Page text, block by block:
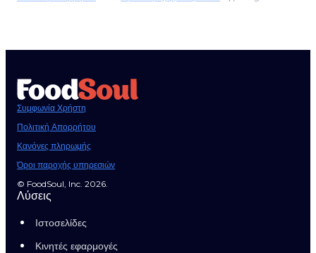
Συμφωνία Χρήστη
Πολιτική Απορρήτου
Κανόνες πληρωμής
Όροι παροχής υπηρεσιών
© FoodSoul, Inc. 2026.
Λύσεις
Ιστοσελίδες
Κινητές εφαρμογές